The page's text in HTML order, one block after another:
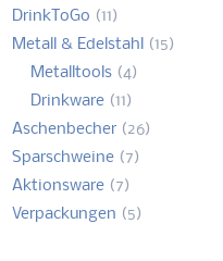
DrinkToGo (11)
Metall & Edelstahl
(15)
Metalltools (4)
Drinkware (11)
Aschenbecher (26)
Sparschweine (7)
Aktionsware (7)
Verpackungen (5)